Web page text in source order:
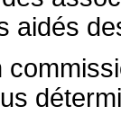
aidés